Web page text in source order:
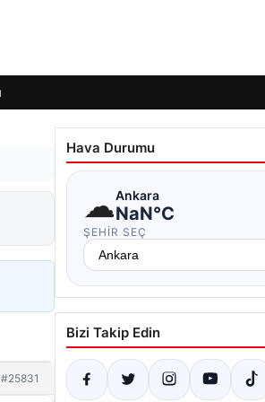
#25831
Hava Durumu
☁Ankara
NaN°C
ŞEHIR SEÇ
Bizi Takip Edin